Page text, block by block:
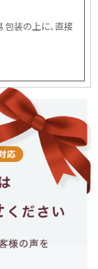
装の上に、直接